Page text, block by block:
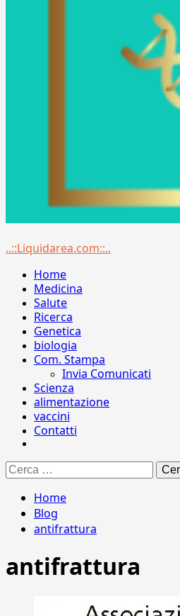
Menu
..::Liquidarea.com::..
Home
Medicina
Salute
Ricerca
Genetica
biologia
Com. Stampa
Invia Comunicati
Scienza
alimentazione
vaccini
Contatti
Ricerca
per:
Home
Blog
antifrattura
antifrattura